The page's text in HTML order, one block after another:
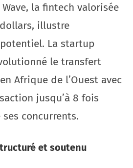
la fintech valorisée
illustre
La startup
le transfert
Afrique de l’Ouest avec
jusqu’à 8 fois
concurrents.
et soutenu